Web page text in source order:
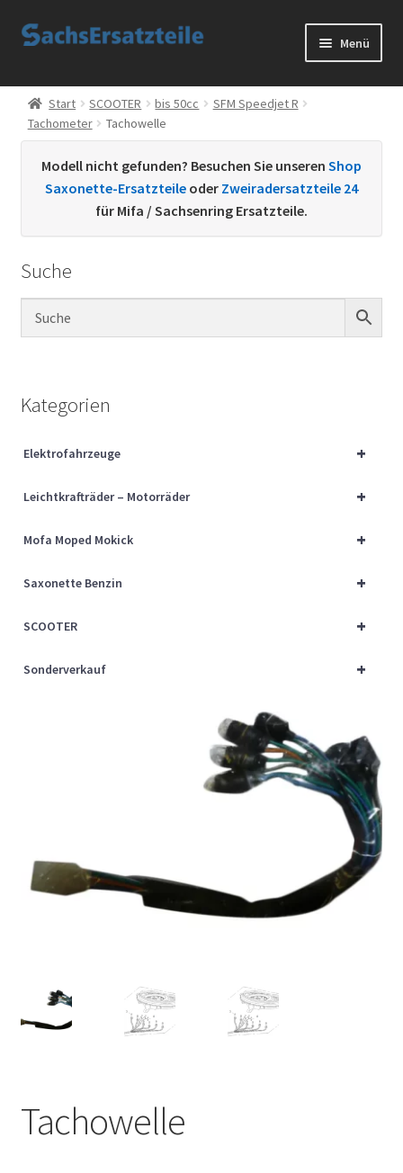
Zur
Zum
Menü
Start
AGB
Datenschutzerklärung
Kontakt
Sachs Ersatzteile
Über uns
Start SCOOTER bis 50cc
SFM Speedjet R
Tachometer
Tachowelle
Modell nicht gefunden? Besuchen Sie unseren Shop
Saxonette-Ersatzteile oder Zweiradersatzteile 24
für Mifa / Sachsenring Ersatzteile.
Suche
Kategorien
+
Elektrofahrzeuge
+
Leichtkrafträder – Motorräder
+
Mofa Moped Mokick
+
Saxonette Benzin
+
SCOOTER
+
Sonderverkauf
Tachowelle